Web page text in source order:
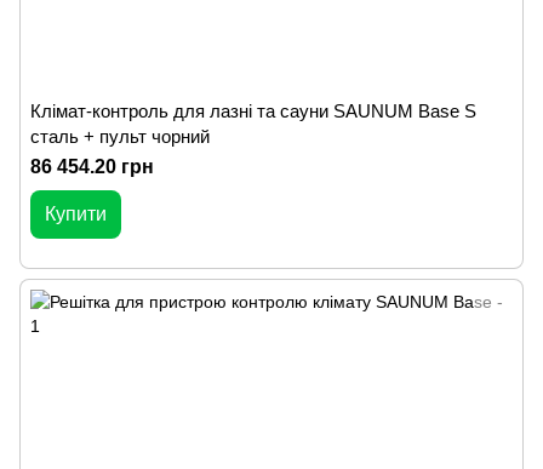
Клімат-контроль для лазні та сауни SAUNUM Base S
сталь + пульт чорний
86 454.20 грн
Купити